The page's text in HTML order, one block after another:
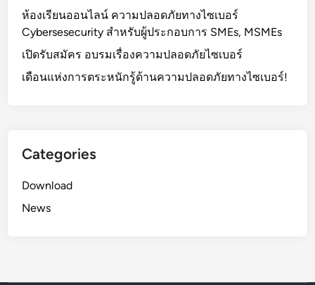
ห้องเรียนออนไลน์ ความปลอดภัยทางไซเบอร์
Cybersesecurity สำหรับผู้ประกอบการ SMEs, MSMEs
เปิดรับสมัคร อบรมเรื่องความปลอดภัยไซเบอร์
เดือนแห่งการตระหนักรู้ด้านความปลอดภัยทางไซเบอร์!
Categories
Download
News